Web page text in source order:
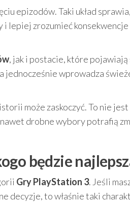
epizodów. Taki układ
i lepiej zrozumieć konsekwencje
, jak i postacie, które pojawiają
jednocześnie wprowadza
może zaskoczyć. To nie
drobne wybory potrafią
będzie
Gry PlayStation 3. Jeśli
decyzje, to właśnie taki